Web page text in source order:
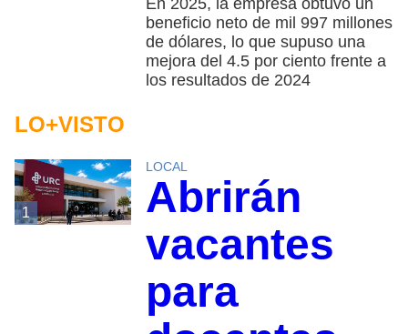
beneficio neto de mil 997 millones
de dólares, lo que supuso una
mejora del 4.5 por ciento frente a
los resultados de 2024
LO+VISTO
1
LOCAL
Abrirán
vacantes
para